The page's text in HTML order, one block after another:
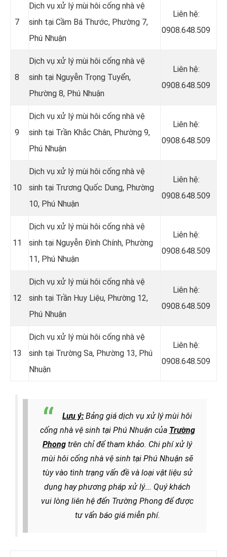
7
Dịch vụ xử lý mùi hôi cống nhà vệ
sinh tại Cầm Bá Thước, Phường 7,
Phú Nhuận
Liên hệ:
0908.648.509
8
Dịch vụ xử lý mùi hôi cống nhà vệ
sinh tại Nguyễn Trọng Tuyển,
Phường 8, Phú Nhuận
Liên hệ:
0908.648.509
9
Dịch vụ xử lý mùi hôi cống nhà vệ
sinh tại Trần Khắc Chân, Phường 9,
Phú Nhuận
Liên hệ:
0908.648.509
10
Dịch vụ xử lý mùi hôi cống nhà vệ
sinh tại Trương Quốc Dung, Phường
10, Phú Nhuận
Liên hệ:
0908.648.509
11
Dịch vụ xử lý mùi hôi cống nhà vệ
sinh tại Nguyễn Đình Chính, Phường
11, Phú Nhuận
Liên hệ:
0908.648.509
12
Dịch vụ xử lý mùi hôi cống nhà vệ
sinh tại Trần Huy Liệu, Phường 12,
Phú Nhuận
Liên hệ:
0908.648.509
13
Dịch vụ xử lý mùi hôi cống nhà vệ
sinh tại Trường Sa, Phường 13, Phú
Nhuận
Liên hệ:
0908.648.509
Lưu ý: Bảng giá dịch vụ xử lý mùi hôi
cống nhà vệ sinh tại Phú Nhuận của Trường
Phong trên chỉ để tham khảo. Chi phí xử lý
mùi hôi cống nhà vệ sinh tại Phú Nhuận sẽ
tùy vào tình trạng vấn đề và loại vật liệu sử
dụng hay phương pháp xử lý…. Quý khách
vui lòng liên hệ đến Trường Phong để được
tư vấn báo giá miễn phí.